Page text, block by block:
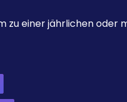
zu einer jährlichen